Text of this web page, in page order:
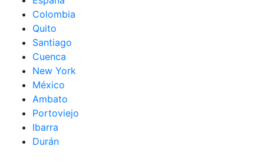
Colombia
Quito
Santiago
Cuenca
New York
México
Ambato
Portoviejo
Ibarra
Durán